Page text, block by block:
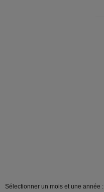
Sélectionner un mois et une année :